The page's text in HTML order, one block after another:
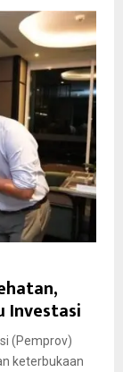
Investasi
(Pemprov)
keterbukaan